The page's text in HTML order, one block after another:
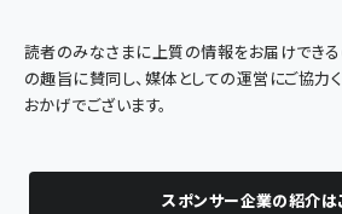
読者のみなさまに上質の情報をお届けでき
の趣旨に賛同し、媒体としての運営にご協力
おかげでございます。
スポンサー企業の紹介は